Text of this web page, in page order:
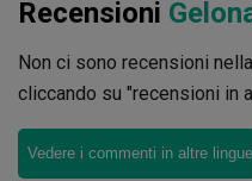
Recensioni
Non ci sono recensioni
cliccando su "recensioni in
Vedere i commenti in altre lingue